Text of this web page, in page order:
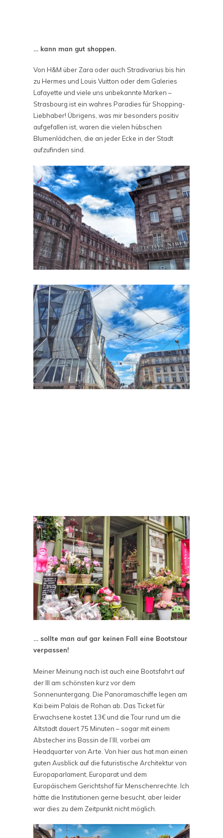
… kann man gut shoppen.
Von H&M über Zara oder auch Stradivarius bis hin
zu Hermes und Louis Vuitton oder dem Galeries
Lafayette und viele uns unbekannte Marken –
Strasbourg ist ein wahres Paradies für Shopping-
Liebhaber! Übrigens, was mir besonders positiv
aufgefallen ist, waren die vielen hübschen
Blumenlädchen, die an jeder Ecke in der Stadt
aufzufinden sind.
… sollte man auf gar keinen Fall eine Bootstour
verpassen!
Meiner Meinung nach ist auch eine Bootsfahrt auf
der Ill am schönsten kurz vor dem
Sonnenuntergang. Die Panoramaschiffe legen am
Kai beim Palais de Rohan ab. Das Ticket für
Erwachsene kostet 13€ und die Tour rund um die
Altstadt dauert 75 Minuten – sogar mit einem
Abstecher ins Bassin de l’Ill, vorbei am
Headquarter von Arte. Von hier aus hat man einen
guten Ausblick auf die futuristische Architektur von
Europaparlament, Europarat und dem
Europäischem Gerichtshof für Menschenrechte. Ich
hätte die Institutionen gerne besucht, aber leider
war dies zu dem Zeitpunkt nicht möglich.